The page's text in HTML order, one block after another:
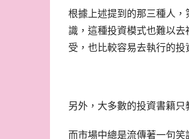
根據上述提到的那三種人
識，這種投資模式也難以
受，也比較容易去執行的投
另外，大多數的投資書籍
而市場中總是流傳著一句